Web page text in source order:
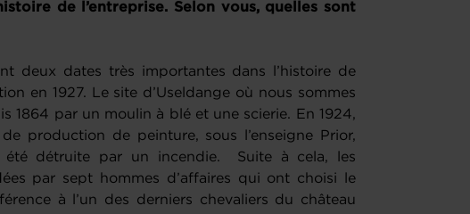
de l’entreprise. Selon vous, quelles sont
deux dates très importantes dans l’histoire de
en 1927. Le site d’Useldange où nous sommes
1864 par un moulin à blé et une scierie. En 1924,
production de peinture, sous l’enseigne Prior,
été détruite par un incendie. Suite à cela, les
par sept hommes d’affaires qui ont choisi le
à l’un des derniers chevaliers du château